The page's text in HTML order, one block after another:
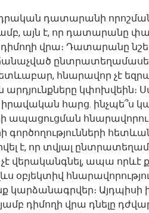
դատարանի
այն է, որ դատարանը
դիմողի վրա։ Դատարանը
հնարավոր չէ
արդյունքները կփոխվեին։
հարց. ինչպե՞ս
ապացուցման
գործողությունների
է, որ տվյալ
վերականգնել, ապա
օբյեկտիվ
կարձանագրվեր։
դիմողի վրա դնելը